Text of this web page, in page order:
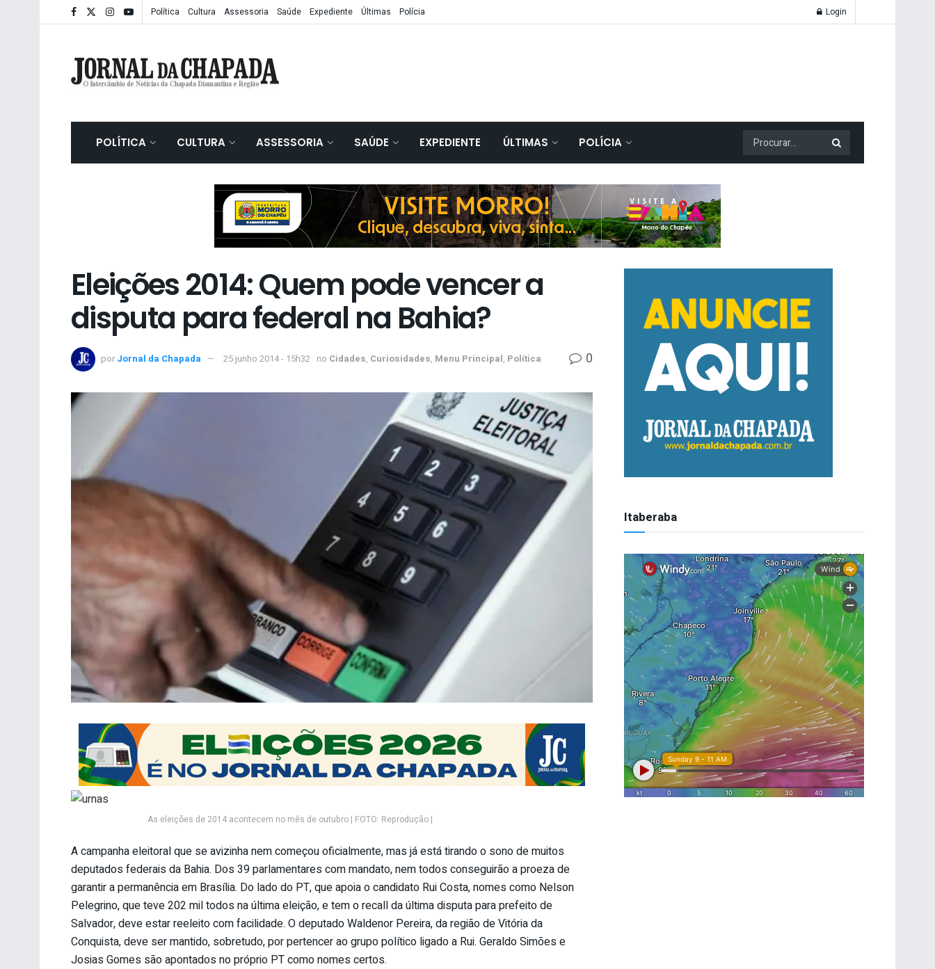
Política Cultura Assessoria Saúde Expediente Últimas Polícia Login
POLÍTICA CULTURA ASSESSORIA SAÚDE EXPEDIENTE ÚLTIMAS POLÍCIA
Eleições 2014: Quem pode vencer a
disputa para federal na Bahia?
por Jornal da Chapada 25 junho 2014 - 15h32 no Cidades, Curiosidades, Menu Principal, Política 0
As eleições de 2014 acontecem no mês de outubro | FOTO: Reprodução |
A campanha eleitoral que se avizinha nem começou oficialmente, mas já está tirando o sono de muitos
deputados federais da Bahia. Dos 39 parlamentares com mandato, nem todos conseguirão a proeza de
garantir a permanência em Brasília. Do lado do PT, que apoia o candidato Rui Costa, nomes como Nelson
Pelegrino, que teve 202 mil todos na última eleição, e tem o recall da última disputa para prefeito de
Salvador, deve estar reeleito com facilidade. O deputado Waldenor Pereira, da região de Vitória da
Conquista, deve ser mantido, sobretudo, por pertencer ao grupo político ligado a Rui. Geraldo Simões e
Josias Gomes são apontados no próprio PT como nomes certos.
Itaberaba